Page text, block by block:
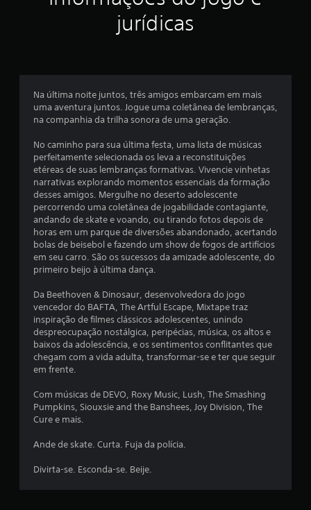
u
m
t
o
t
a
l
4
7
4
jurídicas
Na última noite juntos, três amigos embarcam em mais
uma aventura juntos. Jogue uma coletânea de lembranças,
na companhia da trilha sonora de uma geração.
No caminho para sua última festa, uma lista de músicas
perfeitamente selecionada os leva a reconstituições
etéreas de suas lembranças formativas. Vivencie vinhetas
narrativas explorando momentos essenciais da formação
desses amigos. Mergulhe no deserto adolescente
percorrendo uma coletânea de jogabilidade contagiante,
andando de skate e voando, ou tirando fotos depois de
horas em um parque de diversões abandonado, acertando
bolas de beisebol e fazendo um show de fogos de artifícios
em seu carro. São os sucessos da amizade adolescente, do
primeiro beijo à última dança.
Da Beethoven & Dinosaur, desenvolvedora do jogo
vencedor do BAFTA, The Artful Escape, Mixtape traz
inspiração de filmes clássicos adolescentes, unindo
despreocupação nostálgica, peripécias, música, os altos e
baixos da adolescência, e os sentimentos conflitantes que
chegam com a vida adulta, transformar-se e ter que seguir
em frente.
Com músicas de DEVO, Roxy Music, Lush, The Smashing
Pumpkins, Siouxsie and the Banshees, Joy Division, The
Cure e mais.
Ande de skate. Curta. Fuja da polícia.
Divirta-se. Esconda-se. Beije.